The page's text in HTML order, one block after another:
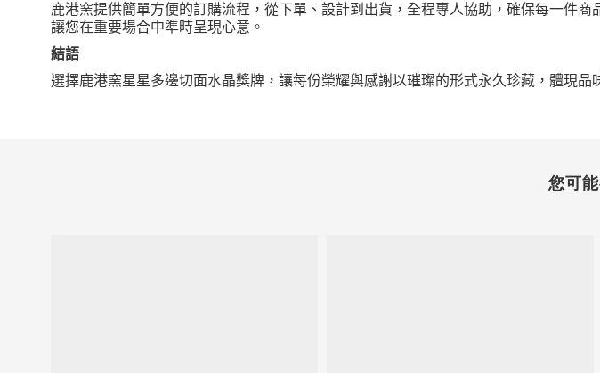
鹿港窯提供簡單方便的訂購流程，從下單、設計到出貨，全程專人協助，確保每一件商
讓您在重要場合中準時呈現心意。
結語
選擇鹿港窯星星多邊切面水晶獎牌，讓每份榮耀與感謝以璀璨的形式永久珍藏，體現品
您可